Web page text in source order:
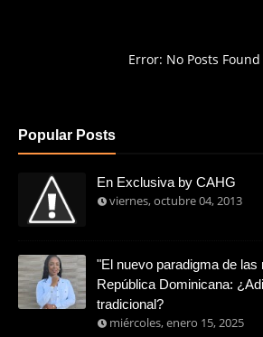
Error: No Posts Found
Popular Posts
En Exclusiva by CAHG
viernes, octubre 04, 2013
"El nuevo paradigma de las
República Dominicana:
tradicional?
miércoles, enero 15, 2025